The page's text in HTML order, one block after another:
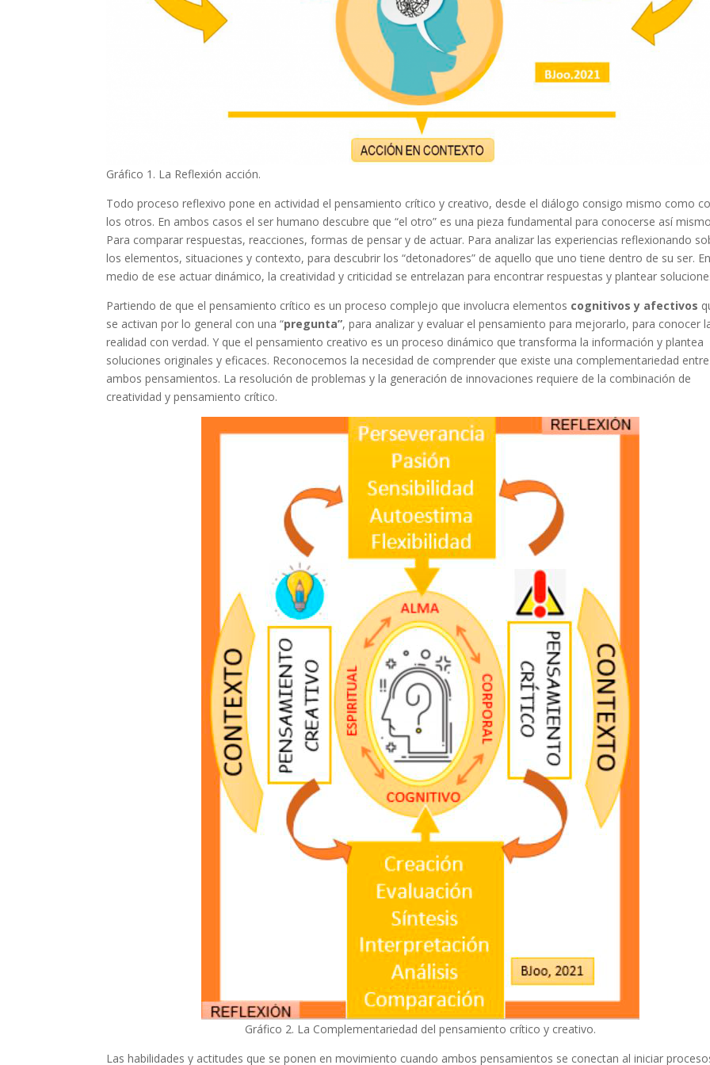
Gráfico 1. La Reflexión acción.
Todo proceso reflexivo pone en actividad el pensamiento crítico y creativo, desde el diálogo consigo mismo como
los otros. En ambos casos el ser humano descubre que “el otro” es una pieza fundamental para conocerse así
Para comparar respuestas, reacciones, formas de pensar y de actuar. Para analizar las experiencias reflexionando
los elementos, situaciones y contexto, para descubrir los “detonadores” de aquello que uno tiene dentro de su ser.
medio de ese actuar dinámico, la creatividad y criticidad se entrelazan para encontrar respuestas y plantear
Partiendo de que el pensamiento crítico es un proceso complejo que involucra elementos cognitivos y afectivos
se activan por lo general con una “pregunta”, para analizar y evaluar el pensamiento para mejorarlo, para conocer
realidad con verdad. Y que el pensamiento creativo es un proceso dinámico que transforma la información y plantea
soluciones originales y eficaces. Reconocemos la necesidad de comprender que existe una complementariedad entre
ambos pensamientos. La resolución de problemas y la generación de innovaciones requiere de la combinación de
creatividad y pensamiento crítico.
Gráfico 2. La Complementariedad del pensamiento crítico y creativo.
Las habilidades y actitudes que se ponen en movimiento cuando ambos pensamientos se conectan al iniciar